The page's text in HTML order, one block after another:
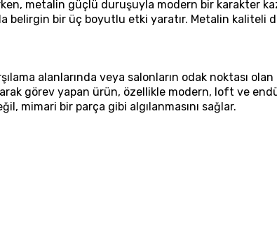
metalin güçlü duruşuyla modern bir karakter
belirgin bir üç boyutlu etki yaratır. Metalin kaliteli
alanlarında veya salonların odak noktası
görev yapan ürün, özellikle modern, loft ve
mimari bir parça gibi algılanmasını sağlar.